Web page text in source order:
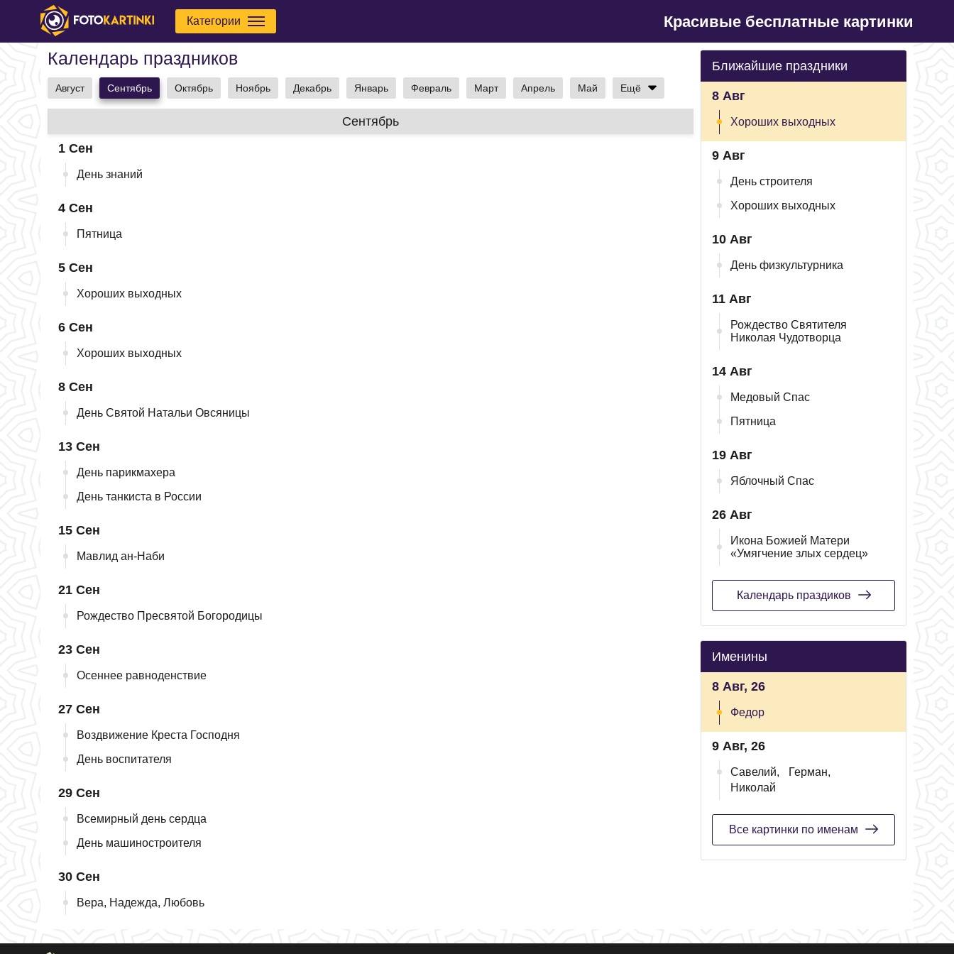
Категории Красивые бесплатные картинки
Календарь праздников
Август Сентябрь Октябрь Ноябрь Декабрь Январь Февраль Март Апрель Май Ещё
Сентябрь
1 Сен
День знаний
4 Сен
Пятница
5 Сен
Хороших выходных
6 Сен
Хороших выходных
8 Сен
День Святой Натальи Овсяницы
13 Сен
День парикмахера
День танкиста в России
15 Сен
Мавлид ан-Наби
21 Сен
Рождество Пресвятой Богородицы
23 Сен
Осеннее равноденствие
27 Сен
Воздвижение Креста Господня
День воспитателя
29 Сен
Всемирный день сердца
День машиностроителя
30 Сен
Вера, Надежда, Любовь
Ближайшие праздники
8 Авг
Хороших выходных
9 Авг
День строителя
Хороших выходных
10 Авг
День физкультурника
11 Авг
Рождество Святителя
Николая Чудотворца
14 Авг
Медовый Спас
Пятница
19 Авг
Яблочный Спас
26 Авг
Икона Божией Матери
«Умягчение злых сердец»
Календарь праздиков
Именины
8 Авг, 26
Федор
9 Авг, 26
Савелий,
Герман,
Николай
Все картинки по именам